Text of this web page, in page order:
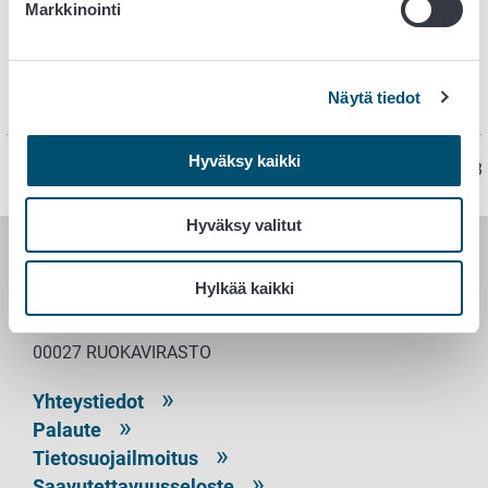
Markkinointi
Näytä tiedot
Hyväksy kaikki
Hyväksy valitut
Hylkää kaikki
Sivu on viimeksi päivitetty 5.9.2023
00027 RUOKAVIRASTO
Yhteystiedot
Palaute
Tietosuojailmoitus